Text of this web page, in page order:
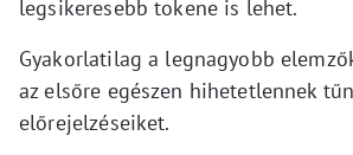
legsikeresebb tokene is lehet.
Gyakorlatilag a legnagyobb
az elsőre egészen hihetetlennek
előrejelzéseiket.